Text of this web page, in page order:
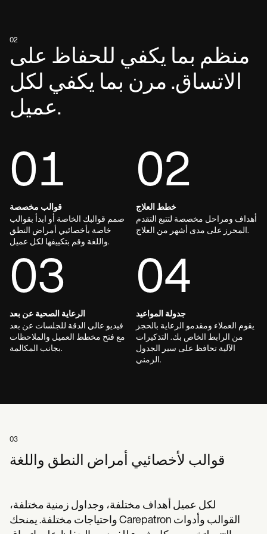
02
منظم بما يكفي للحفاظ على
الاتساق. مرن بما يكفي لكل
عميل.
01
قوالب مخصصة
صمم قوالبك الخاصة أو ابدأ بقوالب
خاصة بأخصائيي أمراض النطق
واللغة وقم بتكييفها لكل عميل.
02
خطط العلاج
أهداف ومراحل مخصصة لتتبع التقدم
المحرز على مدى أشهر من العلاج.
03
الرعاية الصحية عن بعد
فيديو عالي الدقة للجلسات عن بعد
مع فتح مخطط العميل والملاحظات
بجانب المكالمة.
04
جدولة المواعيد
يقوم العملاء ومقدمو الرعاية بالحجز
من الرابط الخاص بك. التذكيرات
الآلية تحافظ على سير الجدول
الزمني.
03
قوالب لأخصائيي أمراض النطق واللغة
لكل عميل أهداف مختلفة، وجداول زمنية مختلفة،
واحتياجات مختلفة. يمنحك Carepatron القوالب وأدوات